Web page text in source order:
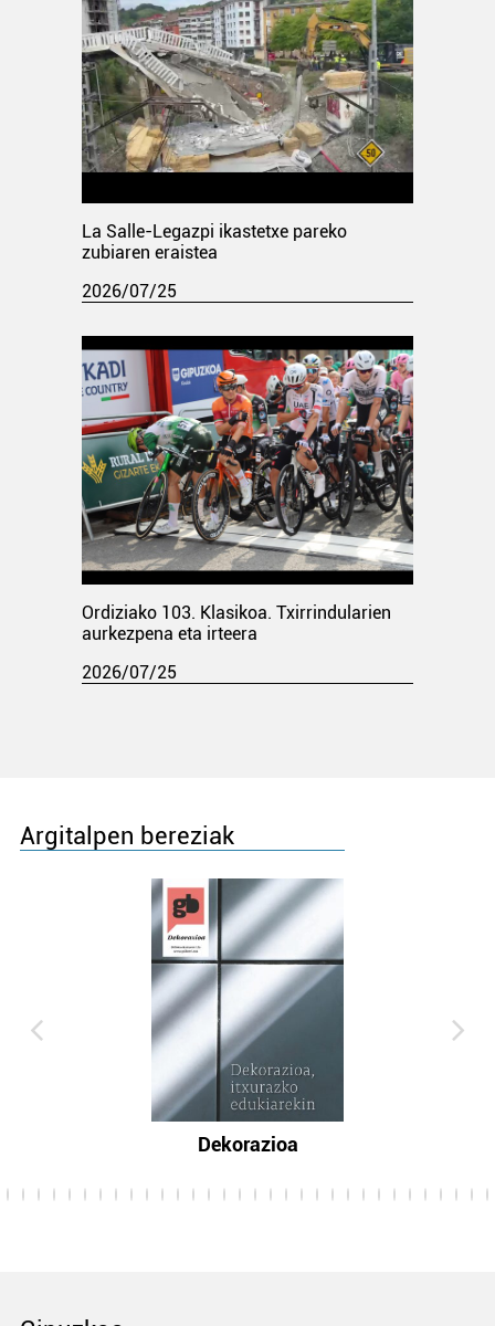
La Salle-Legazpi ikastetxe pareko
zubiaren eraistea
2026/07/25
Ordiziako 103. Klasikoa. Txirrindularien
aurkezpena eta irteera
2026/07/25
Argitalpen bereziak
Dekorazioa